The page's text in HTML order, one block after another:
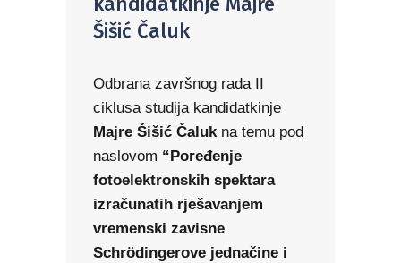
Šišić Čaluk
Odbrana završnog rada II
ciklusa studija kandidatkinje
Majre Šišić Čalukna temu pod
naslovom “Poređenje
fotoelektronskih spektara
izračunatih rješavanjem
vremenski zavisne
Schrödingerove jednačine i